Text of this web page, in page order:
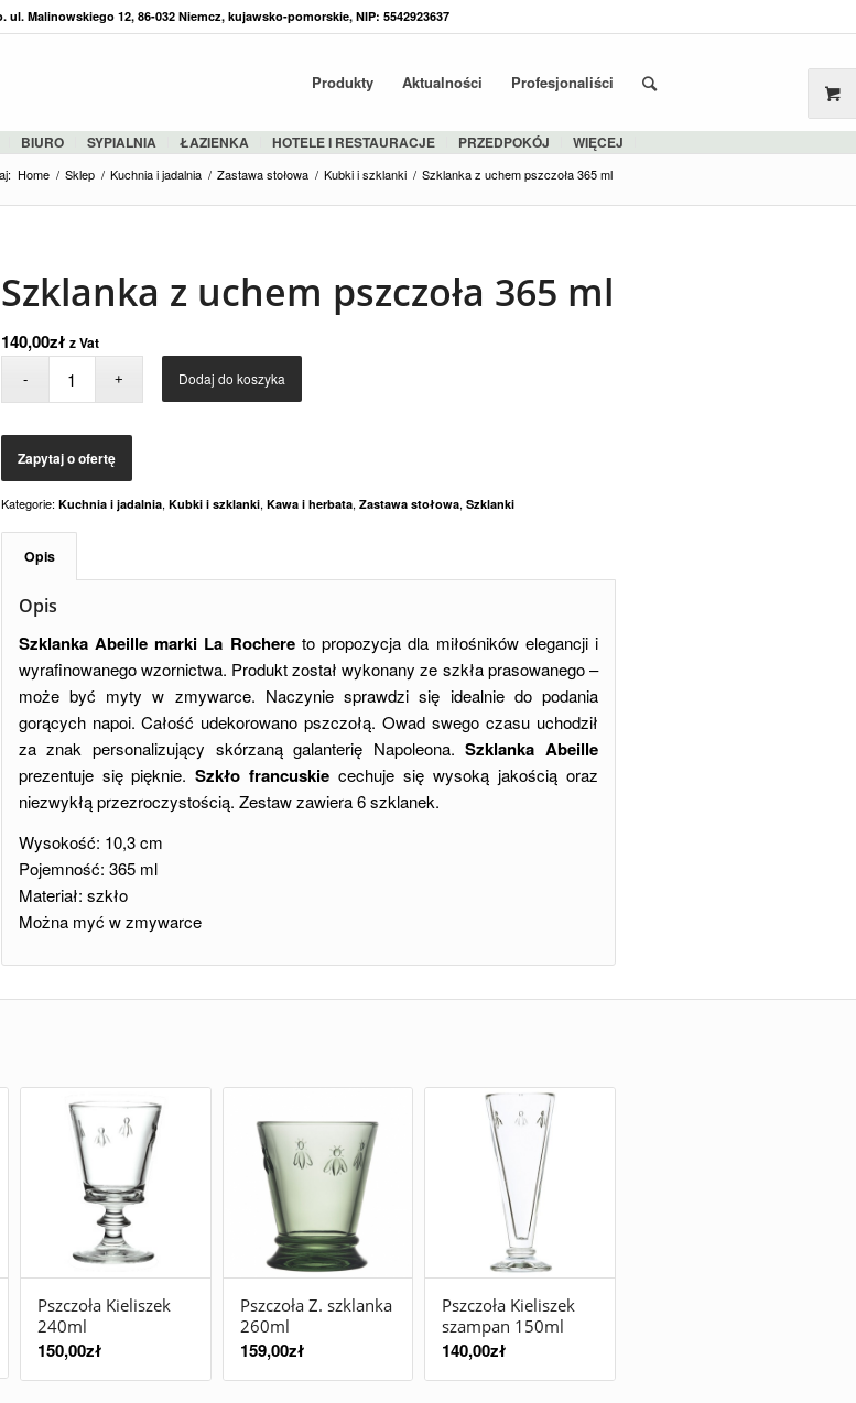
Malinowskiego 12, 86-032 Niemcz, kujawsko-pomorskie, NIP: 5542923637
Produkty Aktualności Profesjonaliści
BIURO SYPIALNIA ŁAZIENKA HOTELE I RESTAURACJE PRZEDPOKÓJ WIĘCEJ
Home / Sklep / Kuchnia i jadalnia / Zastawa stołowa / Kubki i szklanki / Szklanka z uchem pszczoła 365 ml
Szklanka z uchem pszczoła 365 ml
140,00zł z Vat
Dodaj do koszyka
Kategorie: Kuchnia i jadalnia, Kubki i szklanki, Kawa i herbata, Zastawa stołowa, Szklanki
Opis
Opis
Szklanka Abeille marki La Rochereto propozycja dla miłośników elegancji i
wyrafinowanego wzornictwa. Produkt został wykonany ze szkła prasowanego –
może być myty w zmywarce. Naczynie sprawdzi się idealnie do podania
gorących napoi. Całość udekorowano pszczołą. Owad swego czasu uchodził
za znak personalizujący skórzaną galanterię Napoleona.Szklanka Abeille
prezentuje się pięknie.Szkło francuskie cechuje się wysoką jakością oraz
niezwykłą przezroczystością. Zestaw zawiera 6 szklanek.
Wysokość: 10,3 cm
Pojemność: 365 ml
Materiał: szkło
Można myć w zmywarce
Pszczoła Kieliszek
240ml
150,00zł
Pszczoła Z. szklanka
260ml
159,00zł
Pszczoła Kieliszek
szampan 150ml
140,00zł